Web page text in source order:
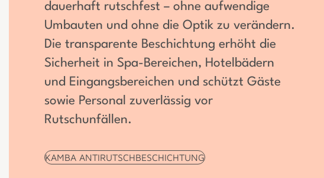
dauerhaft rutschfest – ohne aufwendige
Umbauten und ohne die Optik zu verändern.
Die transparente Beschichtung erhöht die
Sicherheit in Spa-Bereichen, Hotelbädern
und Eingangsbereichen und schützt Gäste
sowie Personal zuverlässig vor
Rutschunfällen.
KAMBA ANTIRUTSCHBESCHICHTUNG